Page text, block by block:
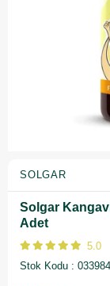
SOLGAR
Solgar
Adet
5.0
Stok Kodu